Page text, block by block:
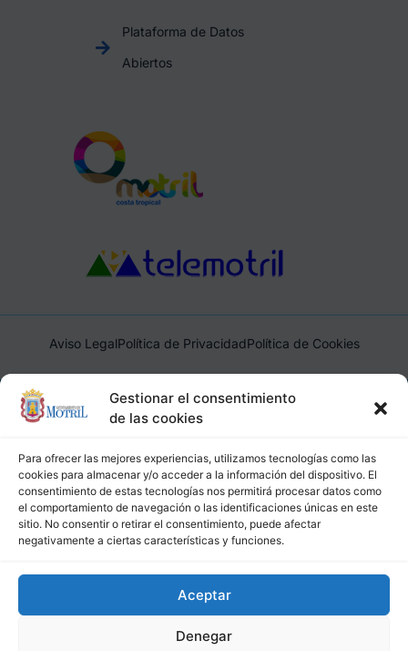
Gestionar el consentimiento
de las cookies
Para ofrecer las mejores experiencias, utilizamos tecnologías como las
cookies para almacenar y/o acceder a la información del dispositivo. El
consentimiento de estas tecnologías nos permitirá procesar datos como
el comportamiento de navegación o las identificaciones únicas en este
sitio. No consentir o retirar el consentimiento, puede afectar
negativamente a ciertas características y funciones.
Aceptar
Denegar
Plataforma de Datos
Abiertos
Aviso LegalPolítica de PrivacidadPolítica de Cookies
Ayuntamiento de Motril, Plaza de España, 1, 18600, Motril,
(Granada), CIF: P1814200J, DIR3: L01181400